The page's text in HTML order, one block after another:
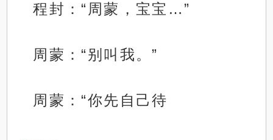
程封：“周蒙，宝宝…”
周蒙：“别叫我。”
周蒙：“你先自己待